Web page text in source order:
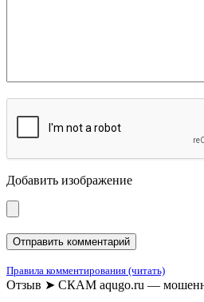
Добавить изображение
Правила комментирования (читать)
Отзыв ➤ СКАМ aqugo.ru —